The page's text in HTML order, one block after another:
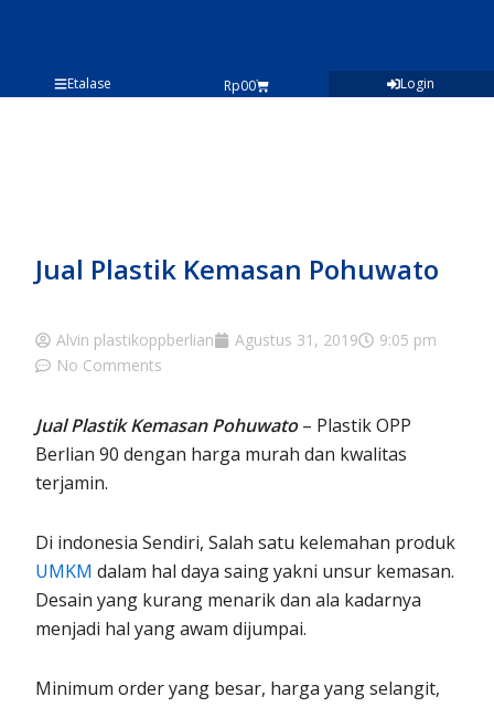
Etalase Rp00
Cart Login
Jual Plastik Kemasan Pohuwato
Alvin plastikoppberlian Agustus 31, 2019
9:05 pm
No Comments
Jual Plastik Kemasan Pohuwato– Plastik OPP
Berlian 90 dengan harga murah dan kwalitas
terjamin.
Di indonesia Sendiri, Salah satu kelemahan produk
UMKM dalam hal daya saing yakni unsur kemasan.
Desain yang kurang menarik dan ala kadarnya
menjadi hal yang awam dijumpai.
Minimum order yang besar, harga yang selangit,